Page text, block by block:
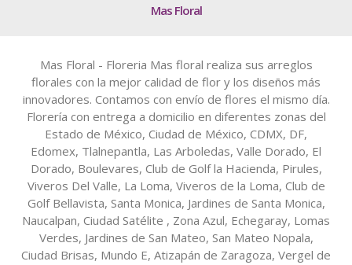
Mas Floral
Mas Floral - Floreria Mas floral realiza sus arreglos
florales con la mejor calidad de flor y los diseños más
innovadores. Contamos con envío de flores el mismo día.
Florería con entrega a domicilio en diferentes zonas del
Estado de México, Ciudad de México, CDMX, DF,
Edomex, Tlalnepantla, Las Arboledas, Valle Dorado, El
Dorado, Boulevares, Club de Golf la Hacienda, Pirules,
Viveros Del Valle, La Loma, Viveros de la Loma, Club de
Golf Bellavista, Santa Monica, Jardines de Santa Monica,
Naucalpan, Ciudad Satélite , Zona Azul, Echegaray, Lomas
Verdes, Jardines de San Mateo, San Mateo Nopala,
Ciudad Brisas, Mundo E, Atizapán de Zaragoza, Vergel de